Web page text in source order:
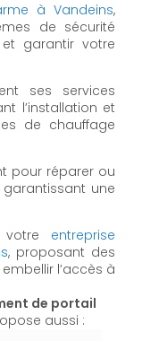
à Vandeins,
de sécurité
garantir votre
ses services
l’installation et
de chauffage
pour réparer ou
une
entreprise
, proposant des
l’accès à
de portail
aussi :